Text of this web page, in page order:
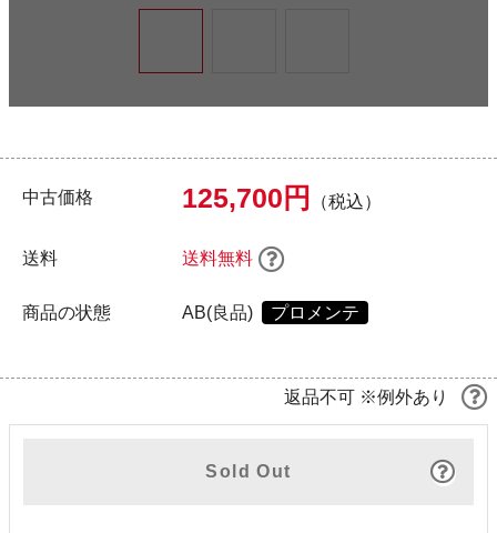
中古価格 125,700円 （税込）
送料 送料無料
商品の状態 AB(良品) プロメンテ
返品不可 ※例外あり
Sold Out